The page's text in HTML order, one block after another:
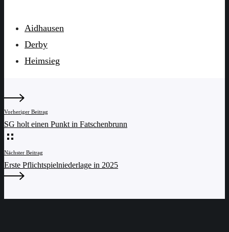
Aidhausen
Derby
Heimsieg
Vorheriger Beitrag
SG holt einen Punkt in Fatschenbrunn
Nächster Beitrag
Erste Pflichtspielniederlage in 2025